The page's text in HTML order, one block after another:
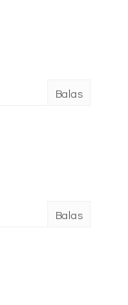
Balas
Balas